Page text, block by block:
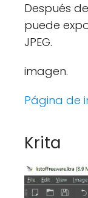
Después
puede
JPEG.
imagen.
Página de
Krita